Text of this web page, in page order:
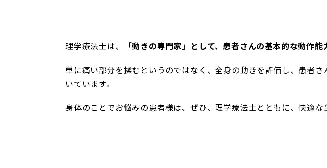
理学療法士は、 「動きの専門家」として、患者さんの基本的な動作
単に痛い部分を揉むというのではなく、全身の動きを評価し、患者
いています。
身体のことでお悩みの患者様は、ぜひ、理学療法士とともに、快適